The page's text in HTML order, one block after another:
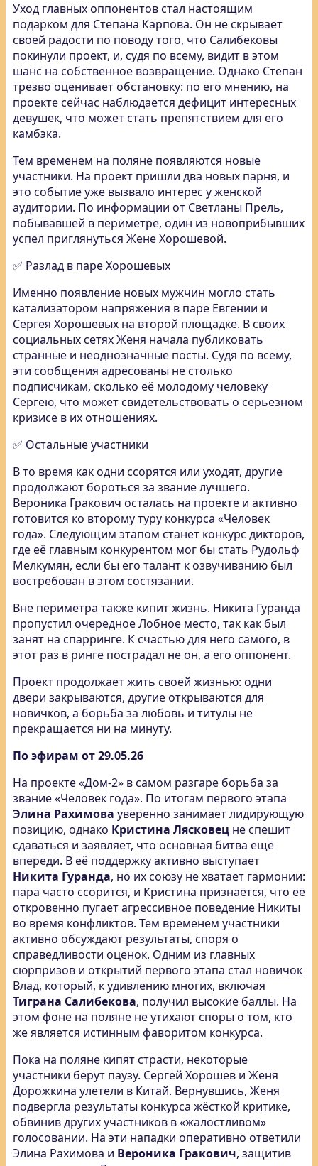
Уход главных оппонентов стал настоящим
подарком для Степана Карпова. Он не скрывает
своей радости по поводу того, что Салибековы
покинули проект, и, судя по всему, видит в этом
шанс на собственное возвращение. Однако Степан
трезво оценивает обстановку: по его мнению, на
проекте сейчас наблюдается дефицит интересных
девушек, что может стать препятствием для его
камбэка.
Тем временем на поляне появляются новые
участники. На проект пришли два новых парня, и
это событие уже вызвало интерес у женской
аудитории. По информации от Светланы Прель,
побывавшей в периметре, один из новоприбывших
успел приглянуться Жене Хорошевой.
✅ Разлад в паре Хорошевых
Именно появление новых мужчин могло стать
катализатором напряжения в паре Евгении и
Сергея Хорошевых на второй площадке. В своих
социальных сетях Женя начала публиковать
странные и неоднозначные посты. Судя по всему,
эти сообщения адресованы не столько
подписчикам, сколько её молодому человеку
Сергею, что может свидетельствовать о серьезном
кризисе в их отношениях.
✅ Остальные участники
В то время как одни ссорятся или уходят, другие
продолжают бороться за звание лучшего.
Вероника Гракович осталась на проекте и активно
готовится ко второму туру конкурса «Человек
года». Следующим этапом станет конкурс дикторов,
где её главным конкурентом мог бы стать Рудольф
Мелкумян, если бы его талант к озвучиванию был
востребован в этом состязании.
Вне периметра также кипит жизнь. Никита Гуранда
пропустил очередное Лобное место, так как был
занят на спарринге. К счастью для него самого, в
этот раз в ринге пострадал не он, а его оппонент.
Проект продолжает жить своей жизнью: одни
двери закрываются, другие открываются для
новичков, а борьба за любовь и титулы не
прекращается ни на минуту.
По эфирам от 29.05.26
На проекте «Дом-2» в самом разгаре борьба за
звание «Человек года». По итогам первого этапа
Элина Рахимова уверенно занимает лидирующую
позицию, однако Кристина Лясковец не спешит
сдаваться и заявляет, что основная битва ещё
впереди. В её поддержку активно выступает
Никита Гуранда, но их союзу не хватает гармонии:
пара часто ссорится, и Кристина признаётся, что её
откровенно пугает агрессивное поведение Никиты
во время конфликтов. Тем временем участники
активно обсуждают результаты, споря о
справедливости оценок. Одним из главных
сюрпризов и открытий первого этапа стал новичок
Влад, который, к удивлению многих, включая
Тиграна Салибекова, получил высокие баллы. На
этом фоне на поляне не утихают споры о том, кто
же является истинным фаворитом конкурса.
Пока на поляне кипят страсти, некоторые
участники берут паузу. Сергей Хорошев и Женя
Дорожкина улетели в Китай. Вернувшись, Женя
подвергла результаты конкурса жёсткой критике,
обвинив других участников в «жалостливом»
голосовании. На эти нападки оперативно ответили
Элина Рахимова и Вероника Гракович, защитив